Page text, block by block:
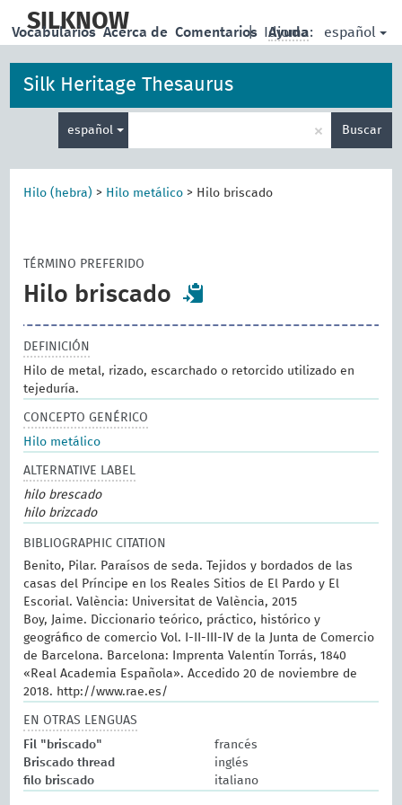
main
SILKNOW | Idioma: español
Vocabularios Acerca de Comentarios Ayuda
Silk Heritage Thesaurus
español × Buscar
Hilo (hebra) > Hilo metálico > Hilo briscado
TÉRMINO PREFERIDO
Hilo briscado
DEFINICIÓN
Hilo de metal, rizado, escarchado o retorcido utilizado en
tejeduría.
CONCEPTO GENÉRICO
Hilo metálico
ALTERNATIVE LABEL
hilo brescado
hilo brizcado
BIBLIOGRAPHIC CITATION
Benito, Pilar. Paraísos de seda. Tejidos y bordados de las
casas del Príncipe en los Reales Sitios de El Pardo y El
Escorial. València: Universitat de València, 2015
Boy, Jaime. Diccionario teórico, práctico, histórico y
geográfico de comercio Vol. I-II-III-IV de la Junta de Comercio
de Barcelona. Barcelona: Imprenta Valentín Torrás, 1840
«Real Academia Española». Accedido 20 de noviembre de
2018. http://www.rae.es/
EN OTRAS LENGUAS
Fil "briscado"
francés
Briscado thread
inglés
filo briscado
italiano